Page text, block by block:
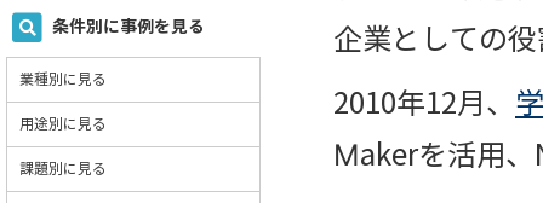
企業としての
2010年12月、
Makerを活用
条件別に事例を見る
業種別に見る
用途別に見る
課題別に見る